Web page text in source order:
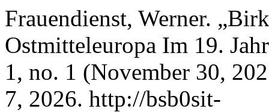
Frauendienst, Werner.
Ostmitteleuropa Im 19.
1, no. 1 (November 30,
7, 2026. http://bsb0sit-